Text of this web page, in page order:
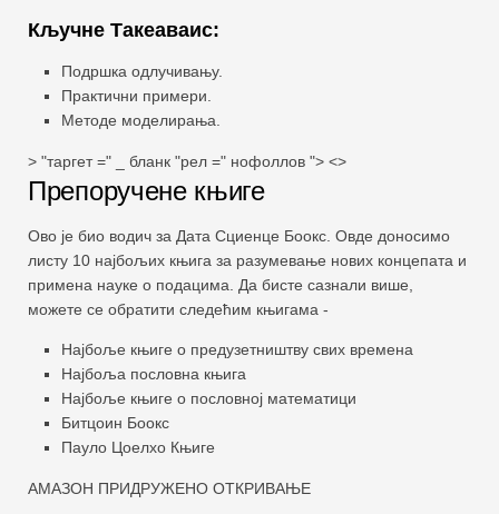
Кључне Такеаваис:
Подршка одлучивању.
Практични примери.
Методе моделирања.
> "таргет =" _ бланк "рел =" нофоллов "> <>
Препоручене књиге
Ово је био водич за Дата Сциенце Боокс. Овде доносимо
листу 10 најбољих књига за разумевање нових концепата и
примена науке о подацима. Да бисте сазнали више,
можете се обратити следећим књигама -
Најбоље књиге о предузетништву свих времена
Најбоља пословна књига
Најбоље књиге о пословној математици
Битцоин Боокс
Пауло Цоелхо Књиге
АМАЗОН ПРИДРУЖЕНО ОТКРИВАЊЕ